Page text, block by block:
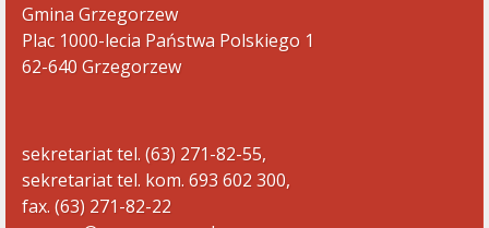
Gmina Grzegorzew
Plac 1000-lecia Państwa Polskiego 1
62-640 Grzegorzew
sekretariat tel. (63) 271-82-55,
sekretariat tel. kom. 693 602 300,
fax. (63) 271-82-22